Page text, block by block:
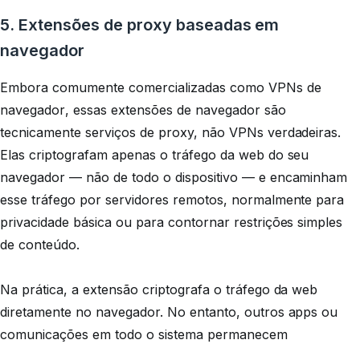
5. Extensões de proxy baseadas em
navegador
Embora comumente comercializadas como VPNs de
navegador, essas extensões de navegador são
tecnicamente serviços de proxy, não VPNs verdadeiras.
Elas criptografam apenas o tráfego da web do seu
navegador — não de todo o dispositivo — e encaminham
esse tráfego por servidores remotos, normalmente para
privacidade básica ou para contornar restrições simples
de conteúdo.
Na prática, a extensão criptografa o tráfego da web
diretamente no navegador. No entanto, outros apps ou
comunicações em todo o sistema permanecem